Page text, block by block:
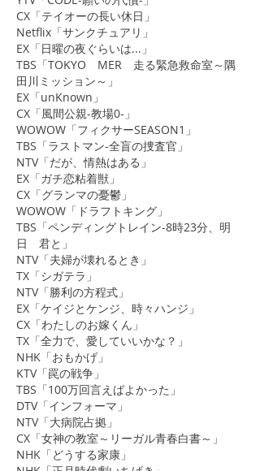
CX「テイオーの長い休日」
Netflix「サンクチュアリ」
EX「日曜の夜ぐらいは...」
TBS「TOKYO MER 走る緊急救命室～隅
田川ミッション～」
​EX「unKnown」
CX「風間公親-教場0-」
WOWOW「フィクサーSEASON1」
TBS「ラストマン-全盲の捜査官」
NTV「だが、情熱はある」
EX「ガチ恋粘着獣」
CX「グランマの憂鬱」
WOWOW「ドラフトキング」
TBS「ペンディングトレイン-8時23分、明
日 君と」
NTV「夫婦が壊れるとき」
TX「シガテラ」
NTV「勝利の方程式」
EX「ケイジとケンジ、時々ハンジ」
CX「わたしのお嫁くん」
TX「全力で、愛していいかな？」
NHK「おもかげ」
KTV「罠の戦争」
TBS「100万回言えばよかった」
​DTV「インフォーマ」
NTV「大病院占拠」
CX「女神の教室～リーガル青春白書～」
NHK「どうする家康」